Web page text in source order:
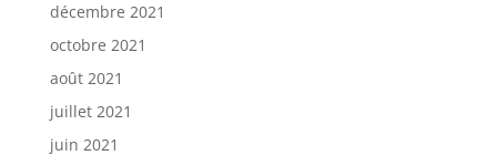
décembre 2021
octobre 2021
août 2021
juillet 2021
juin 2021